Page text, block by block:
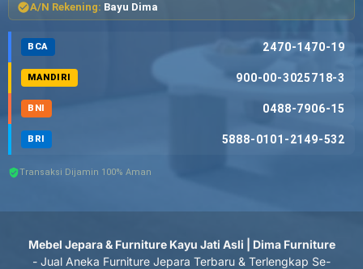
A/N Rekening: Bayu Dima
BCA 2470-1470-19
MANDIRI 900-00-3025718-3
BNI 0488-7906-15
BRI 5888-0101-2149-532
Transaksi Dijamin 100% Aman
Mebel Jepara & Furniture Kayu Jati Asli | Dima Furniture
- Jual Aneka Furniture Jepara Terbaru & Terlengkap Se-